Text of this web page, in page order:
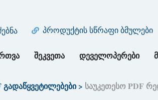
პროდუქტის სწრაფი ბმულები
ᲨᲔᲙᲕᲔᲗᲐ ᲓᲔᲕᲔᲚᲝᲞᲔᲠᲔᲑᲘ
გადაწყვეტილებები> საუკეთესო PDF